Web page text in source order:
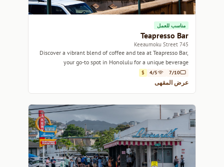
مناسب للعمل
Teapresso Bar
745 Keeaumoku Street
Discover a vibrant blend of coffee and tea at Teapresso Bar,
your go-to spot in Honolulu for a unique beverage
experience.
7/10
4/5
$
عرض المقهى